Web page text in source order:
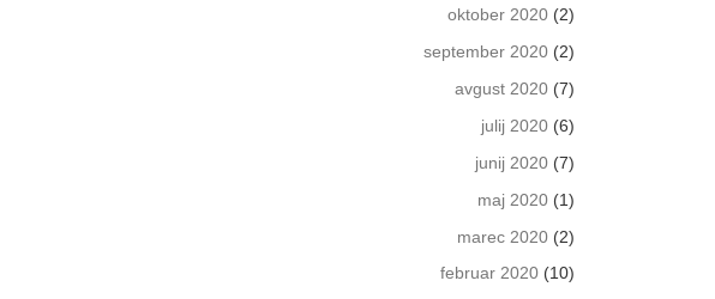
oktober 2020 (2)
september 2020 (2)
avgust 2020 (7)
julij 2020 (6)
junij 2020 (7)
maj 2020 (1)
marec 2020 (2)
februar 2020 (10)